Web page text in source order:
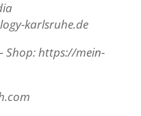
karlsruhe.de
Shop:https://mein-